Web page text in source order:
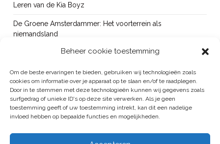
Beheer cookie toestemming
Om de beste ervaringen te bieden, gebruiken wij technologieën zoals
cookies om informatie over je apparaat op te slaan en/of te raadplegen.
Door in te stemmen met deze technologieën kunnen wij gegevens zoals
surfgedrag of unieke ID's op deze site verwerken. Als je geen
toestemming geeft of uw toestemming intrekt, kan dit een nadelige
invloed hebben op bepaalde functies en mogelijkheden.
Leren van de Kia Boyz
De Groene Amsterdammer: Het voorterrein als
niemandsland
Cursus Wapens op school: signaleren, duiden en handelen
OUT!
Bureau Beke ontwikkelt jeugdmonitor Aruba